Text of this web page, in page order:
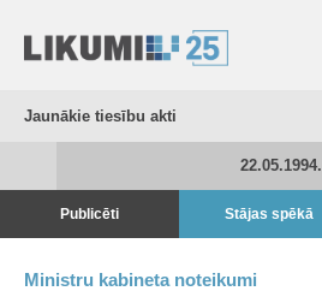
Jaunākie tiesību akti
22.05.1994.
Publicēti Stājas spēkā
Ministru kabineta noteikumi